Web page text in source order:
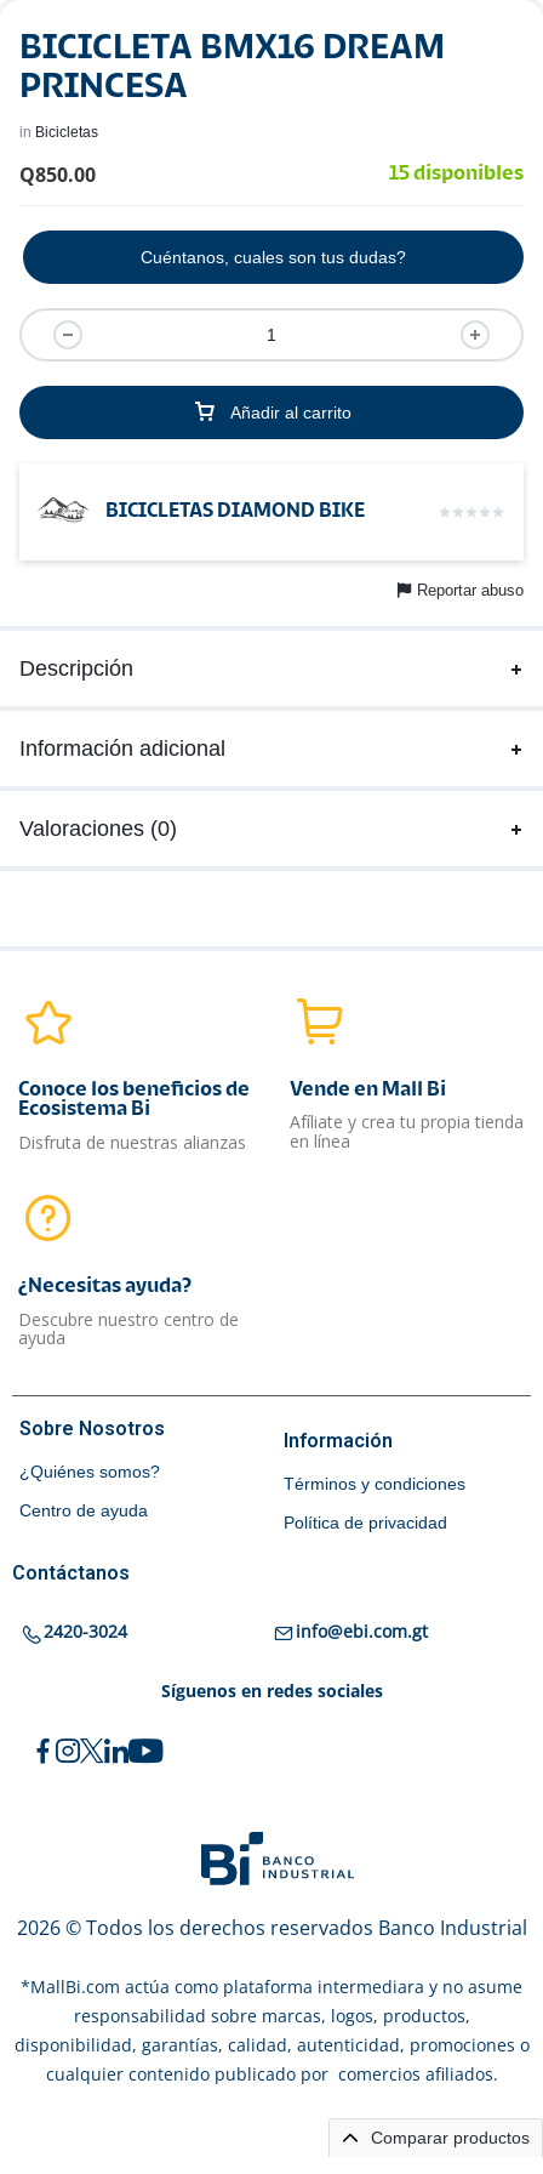
BICICLETA BMX16 DREAM
PRINCESA
in Bicicletas
Q850.00 15 disponibles
Añadir al carrito
Cuéntanos, cuales son tus dudas?
BICICLETAS DIAMOND BIKE
Reportar abuso
Descripción
Información adicional
Valoraciones (0)
Conoce los beneficios de
Ecosistema Bi
Disfruta de nuestras alianzas
Vende en Mall Bi
Afíliate y crea tu propia tienda
en línea
¿Necesitas ayuda?​
Descubre nuestro centro de
ayuda
Sobre Nosotros
¿Quiénes somos?
Centro de ayuda
Información
Términos y condiciones
Política de privacidad
Contáctanos
2420-3024 info@ebi.com.gt
Síguenos en redes sociales
2026 © Todos los derechos reservados Banco Industrial
*MallBi.com actúa como plataforma intermediara y no asume
responsabilidad sobre marcas, logos, productos,
disponibilidad, garantías, calidad, autenticidad, promociones o
cualquier contenido publicado por comercios afiliados.
Comparar productos